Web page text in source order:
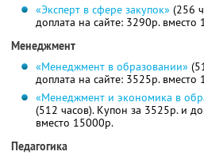
«Эксперт в сфере закупок» (256
доплата на сайте: 3290р. вместо
Менеджмент
«Менеджмент в образовании»
доплата на сайте: 3525р. вместо
«Менеджмент и экономика в
(512 часов). Купон за 3525р. и
вместо 15000р.
Педагогика